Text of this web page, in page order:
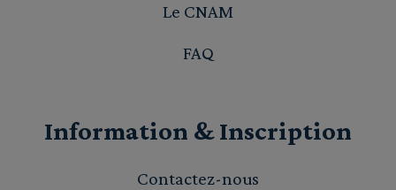
Le CNAM
FAQ
Information & Inscription
Contactez-nous